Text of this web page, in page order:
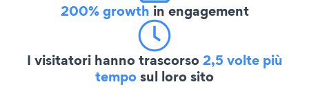
200% growth in engagement
I visitatori hanno trascorso2,5 volte più
temposul loro sito